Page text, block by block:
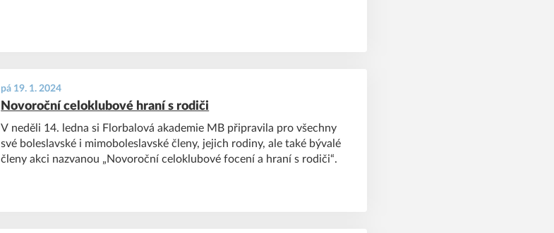
pá 19. 1. 2024
Novoroční celoklubové hraní s rodiči
V neděli 14. ledna si Florbalová akademie MB připravila pro všechny
své boleslavské i mimoboleslavské členy, jejich rodiny, ale také bývalé
členy akci nazvanou „Novoroční celoklubové focení a hraní s rodiči“.